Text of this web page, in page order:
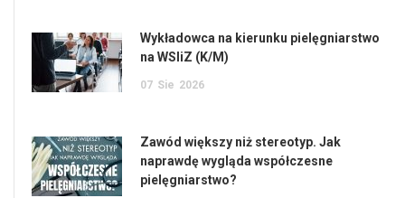
Wykładowca na kierunku pielęgniarstwo
na WSIiZ (K/M)
07 Sie 2026
Zawód większy niż stereotyp. Jak
naprawdę wygląda współczesne
pielęgniarstwo?